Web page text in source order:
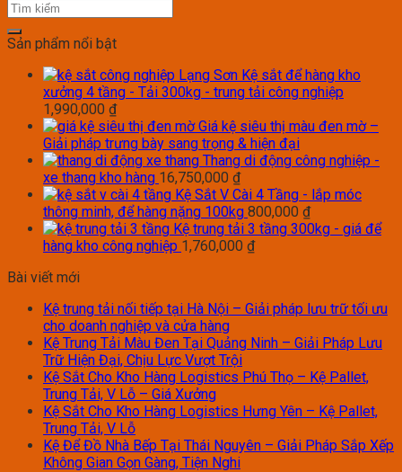
Sản phẩm nổi bật
Kệ sắt để hàng kho
xưởng 4 tầng - Tải 300kg - trung tải công nghiệp
1,990,000 ₫
Giá kệ siêu thị màu đen mờ –
Giải pháp trưng bày sang trọng & hiện đại
Thang di động công nghiệp -
xe thang kho hàng 16,750,000 ₫
Kệ Sắt V Cài 4 Tầng - lắp móc
thông minh, để hàng nặng 100kg 800,000 ₫
Kệ trung tải 3 tầng 300kg - giá để
hàng kho công nghiệp 1,760,000 ₫
Bài viết mới
Kệ trung tải nối tiếp tại Hà Nội – Giải pháp lưu trữ tối ưu
cho doanh nghiệp và cửa hàng
Kệ Trung Tải Màu Đen Tại Quảng Ninh – Giải Pháp Lưu
Trữ Hiện Đại, Chịu Lực Vượt Trội
Kệ Sắt Cho Kho Hàng Logistics Phú Thọ – Kệ Pallet,
Trung Tải, V Lỗ – Giá Xưởng
Kệ Sắt Cho Kho Hàng Logistics Hưng Yên – Kệ Pallet,
Trung Tải, V Lỗ
Kệ Để Đồ Nhà Bếp Tại Thái Nguyên – Giải Pháp Sắp Xếp
Không Gian Gọn Gàng, Tiện Nghi